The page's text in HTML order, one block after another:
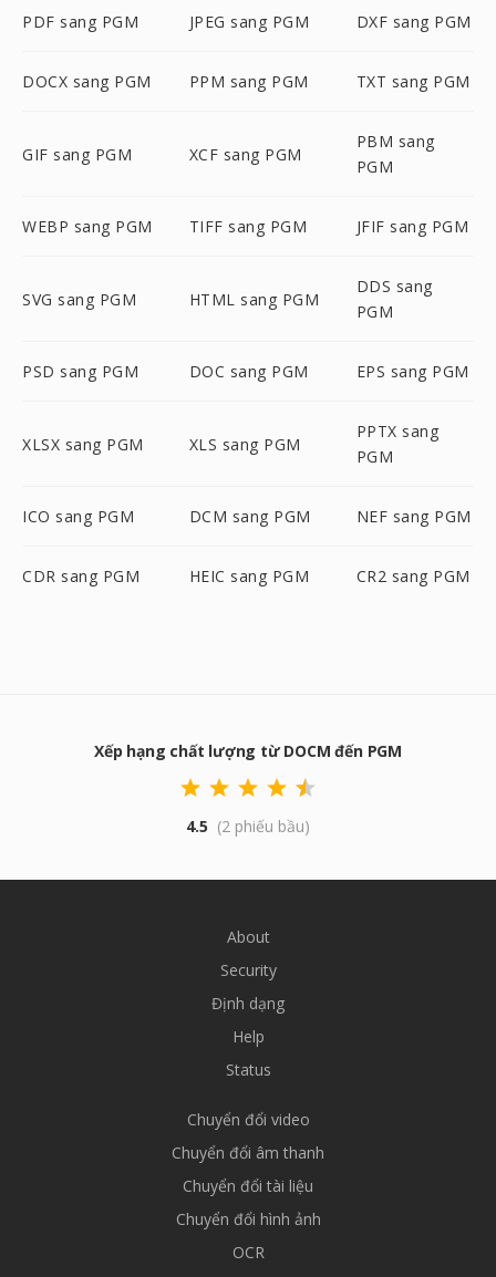
PDF sang PGM JPEG sang PGM DXF sang PGM
DOCX sang PGM PPM sang PGM TXT sang PGM
GIF sang PGM XCF sang PGM
PBM sang
PGM
WEBP sang PGM TIFF sang PGM JFIF sang PGM
SVG sang PGM HTML sang PGM
DDS sang
PGM
PSD sang PGM DOC sang PGM EPS sang PGM
XLSX sang PGM XLS sang PGM
PPTX sang
PGM
ICO sang PGM DCM sang PGM NEF sang PGM
CDR sang PGM HEIC sang PGM CR2 sang PGM
Xếp hạng chất lượng từ DOCM đến PGM
4.5 (2 phiếu bầu)
About
Security
Định dạng
Help
Status
Chuyển đổi video
Chuyển đổi âm thanh
Chuyển đổi tài liệu
Chuyển đổi hình ảnh
OCR